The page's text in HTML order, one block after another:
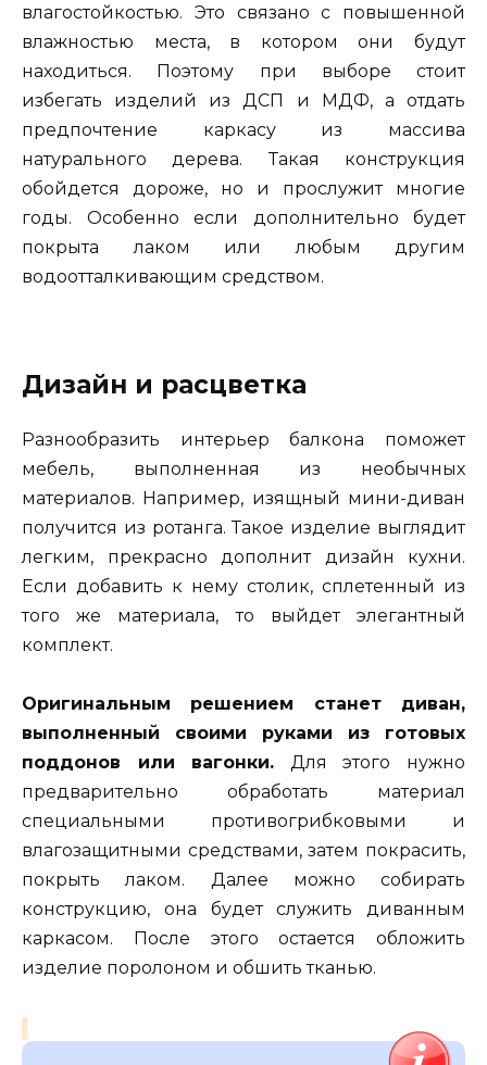
влагостойкостью. Это связано с повышенной
влажностью места, в котором они будут
находиться. Поэтому при выборе стоит
избегать изделий из ДСП и МДФ, а отдать
предпочтение каркасу из массива
натурального дерева. Такая конструкция
обойдется дороже, но и прослужит многие
годы. Особенно если дополнительно будет
покрыта лаком или любым другим
водоотталкивающим средством.
Дизайн и расцветка
Разнообразить интерьер балкона поможет
мебель, выполненная из необычных
материалов. Например, изящный мини-диван
получится из ротанга. Такое изделие выглядит
легким, прекрасно дополнит дизайн кухни.
Если добавить к нему столик, сплетенный из
того же материала, то выйдет элегантный
комплект.
Оригинальным решением станет диван,
выполненный своими руками из готовых
поддонов или вагонки. Для этого нужно
предварительно обработать материал
специальными противогрибковыми и
влагозащитными средствами, затем покрасить,
покрыть лаком. Далее можно собирать
конструкцию, она будет служить диванным
каркасом. После этого остается обложить
изделие поролоном и обшить тканью.